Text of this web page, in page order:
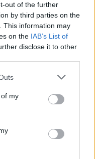
out of the further
by third parties on the
This information may
on the IAB’s List of
disclose it to other
my